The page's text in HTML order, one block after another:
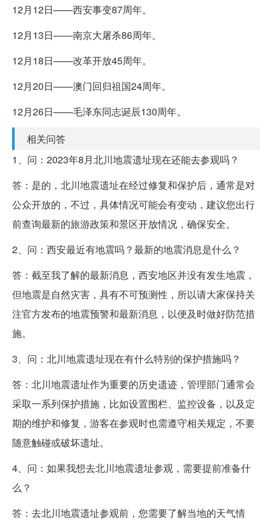
12月12日——西安事变87周年。
12月13日——南京大屠杀86周年。
12月18日——改革开放45周年。
12月20日——澳门回归祖国24周年。
12月26日——毛泽东同志诞辰130周年。
相关问答
1、问：2023年8月北川地震遗址现在还能去参观吗？
答：是的，北川地震遗址在经过修复和保护后，通常是对
公众开放的，不过，具体情况可能会有变动，建议您出行
前查询最新的旅游政策和景区开放情况，确保安全。
2、问：西安最近有地震吗？最新的地震消息是什么？
答：截至我了解的最新消息，西安地区并没有发生地震，
但地震是自然灾害，具有不可预测性，所以请大家保持关
注官方发布的地震预警和最新消息，以便及时做好防范措
施。
3、问：北川地震遗址现在有什么特别的保护措施吗？
答：北川地震遗址作为重要的历史遗迹，管理部门通常会
采取一系列保护措施，比如设置围栏、监控设备，以及定
期的维护和修复，游客在参观时也需遵守相关规定，不要
随意触碰或破坏遗址。
4、问：如果我想去北川地震遗址参观，需要提前准备什
么？
答：去北川地震遗址参观前，您需要了解当地的天气情